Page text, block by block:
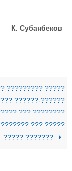
????????? ?????
??????-??????
??? ????????
??? ?????
????? ???????